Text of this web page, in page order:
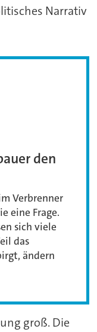
Narrativ
den
Verbrenner
eine Frage.
sich viele
das
ändern
groß. Die